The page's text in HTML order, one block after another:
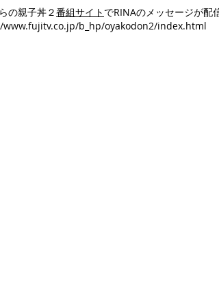
の親子丼２番組サイト でRINAのメッセージが配
b_hp/oyakodon2/index.html